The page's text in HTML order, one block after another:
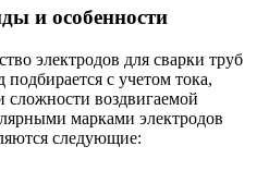
и особенности
электродов для сварки труб
с учетом тока,
сложности воздвигаемой
марками электродов
следующие: